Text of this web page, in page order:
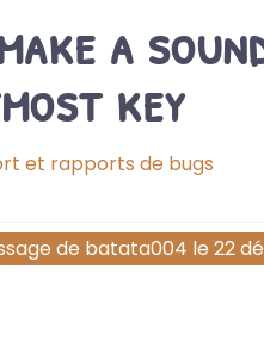
a
key
et rapports de bugs
de batata004 le 22